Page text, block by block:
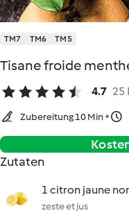
TM7 TM6 TM5
Tisane froide
4.7 25
Zubereitung 10 Min
Zutaten
1 citron jaune
zeste et jus